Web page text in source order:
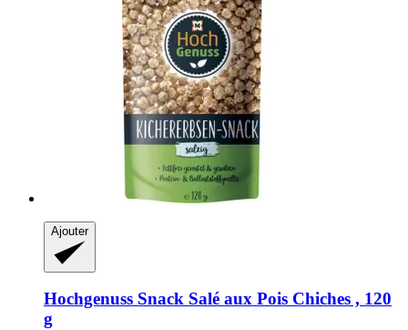
Ajouter
Hochgenuss Snack Salé aux Pois Chiches , 120
g